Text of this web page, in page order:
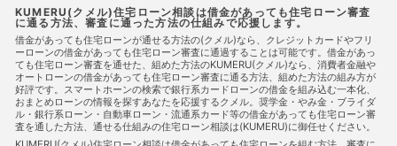
住宅ローン商品
住宅ローン審査
住宅ローン審査に通る
住宅ローン審査に通る方法
住宅ローン相談 住宅購入
用者責任
使用貸借 保佐人 個人信用情報
個人民事再
生
借地借家法 借地権 借金
借金あってもローンに通
った
借金あってもローンに通った
借金あってもローンに通
る
借金あってもローンに通る方法
借金あってもローン審査
に通る
借金あってもローン審査に通る方法
借金あっても住
宅ローンに通る
借金あっても住宅ローンに通る方法
借金あ
っても住宅ローン審査に通る
借金あっても住宅ローン審査に通
KUMERU(クメル)住宅ローン相談は借金があっても住宅ローン審査
に通る方法、審査に通った方法の仕組みで応援します。
借金があっても住宅ローンが通せる方法の(クメル)なら、クレジットカードやフリ
ーローンの借金があっても住宅ローン審査に通過することは可能です。借金があっ
ても住宅ローン審査を通せた、組めた方法のKUMERU(クメル)なら、消費者金融や
オートローンの借金があっても住宅ローン審査に通る方法、組めた方法の組み方が
好評です。スマートホーンの検索で銀行系カードローンの借金を組み込む一本化、
おまとめローンの情報を探すあなたを応援するクメル。奨学金・やみ金・ブライダ
ル・銀行系ローン・自動車ローン・流通系カード等の借金があっても住宅ローン審
査を通した方法、通せる仕組みの住宅ローン相談は(KUMERU)に御任せください。